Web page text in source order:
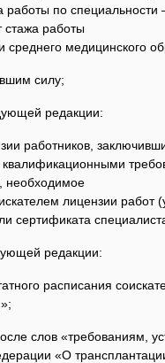
работы по
стажа работы
среднего медицинского
силу;
редакции:
работников,
необходимое
лицензии работ
сертификата
редакции:
расписания
слов «требованиям,
«О